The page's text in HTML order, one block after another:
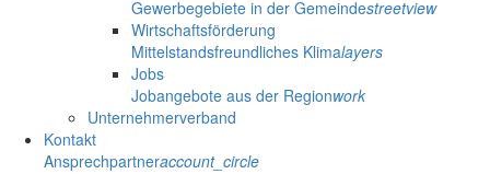
Gewerbegebiete in der Gemeindestreetview
Wirtschaftsförderung
Mittelstandsfreundliches Klimalayers
Jobs
Jobangebote aus der Regionwork
Unternehmerverband
Kontakt
Ansprechpartneraccount_circle